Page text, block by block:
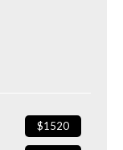
$1520